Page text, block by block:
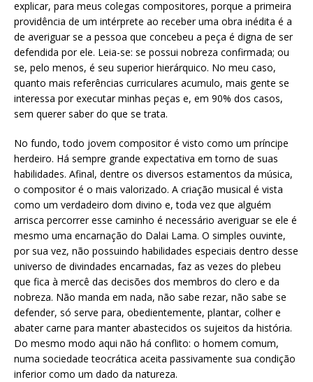
explicar, para meus colegas compositores, porque a primeira
providência de um intérprete ao receber uma obra inédita é a
de averiguar se a pessoa que concebeu a peça é digna de ser
defendida por ele. Leia-se: se possui nobreza confirmada; ou
se, pelo menos, é seu superior hierárquico. No meu caso,
quanto mais referências curriculares acumulo, mais gente se
interessa por executar minhas peças e, em 90% dos casos,
sem querer saber do que se trata.
No fundo, todo jovem compositor é visto como um príncipe
herdeiro. Há sempre grande expectativa em torno de suas
habilidades. Afinal, dentre os diversos estamentos da música,
o compositor é o mais valorizado. A criação musical é vista
como um verdadeiro dom divino e, toda vez que alguém
arrisca percorrer esse caminho é necessário averiguar se ele é
mesmo uma encarnação do Dalai Lama. O simples ouvinte,
por sua vez, não possuindo habilidades especiais dentro desse
universo de divindades encarnadas, faz as vezes do plebeu
que fica à mercê das decisões dos membros do clero e da
nobreza. Não manda em nada, não sabe rezar, não sabe se
defender, só serve para, obedientemente, plantar, colher e
abater carne para manter abastecidos os sujeitos da história.
Do mesmo modo aqui não há conflito: o homem comum,
numa sociedade teocrática aceita passivamente sua condição
inferior como um dado da natureza.